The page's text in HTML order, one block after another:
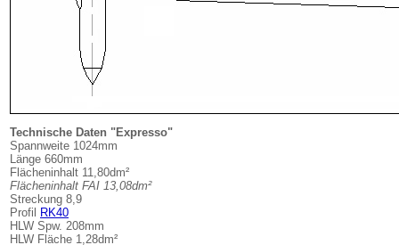
Technische Daten "Expresso"
Spannweite 1024mm
Länge 660mm
Flächeninhalt 11,80dm²
Flächeninhalt FAI 13,08dm²
Streckung 8,9
Profil
RK40
HLW Spw. 208mm
HLW Fläche 1,28dm²